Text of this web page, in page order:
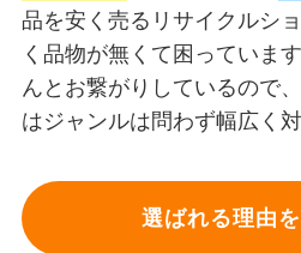
品を安く売るリサイクルシ
く品物が無くて困っていま
んとお繋がりしているので
はジャンルは問わず幅広く対
選ばれる理由